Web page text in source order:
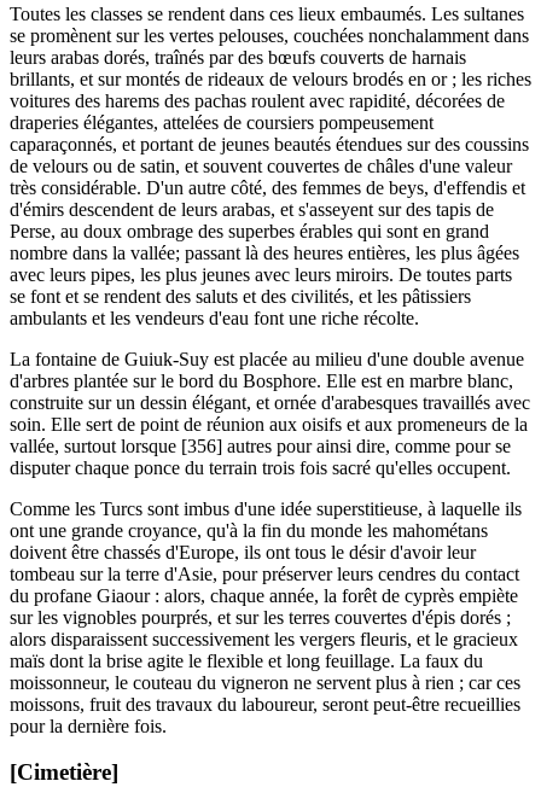
Toutes les classes se rendent dans ces lieux embaumés. Les sultanes
se promènent sur les vertes pelouses, couchées nonchalamment dans
leurs arabas dorés, traînés par des bœufs couverts de harnais
brillants, et sur montés de rideaux de velours brodés en or ; les riches
voitures des harems des pachas roulent avec rapidité, décorées de
draperies élégantes, attelées de coursiers pompeusement
caparaçonnés, et portant de jeunes beautés étendues sur des coussins
de velours ou de satin, et souvent couvertes de châles d'une valeur
très considérable. D'un autre côté, des femmes de beys, d'effendis et
d'émirs descendent de leurs arabas, et s'asseyent sur des tapis de
Perse, au doux ombrage des superbes érables qui sont en grand
nombre dans la vallée; passant là des heures entières, les plus âgées
avec leurs pipes, les plus jeunes avec leurs miroirs. De toutes parts
se font et se rendent des saluts et des civilités, et les pâtissiers
ambulants et les vendeurs d'eau font une riche récolte.
La fontaine de Guiuk-Suy est placée au milieu d'une double avenue
d'arbres plantée sur le bord du Bosphore. Elle est en marbre blanc,
construite sur un dessin élégant, et ornée d'arabesques travaillés avec
soin. Elle sert de point de réunion aux oisifs et aux promeneurs de la
vallée, surtout lorsque [356] autres pour ainsi dire, comme pour se
disputer chaque ponce du terrain trois fois sacré qu'elles occupent.
Comme les Turcs sont imbus d'une idée superstitieuse, à laquelle ils
ont une grande croyance, qu'à la fin du monde les mahométans
doivent être chassés d'Europe, ils ont tous le désir d'avoir leur
tombeau sur la terre d'Asie, pour préserver leurs cendres du contact
du profane Giaour : alors, chaque année, la forêt de cyprès empiète
sur les vignobles pourprés, et sur les terres couvertes d'épis dorés ;
alors disparaissent successivement les vergers fleuris, et le gracieux
maïs dont la brise agite le flexible et long feuillage. La faux du
moissonneur, le couteau du vigneron ne servent plus à rien ; car ces
moissons, fruit des travaux du laboureur, seront peut-être recueillies
pour la dernière fois.
[Cimetière]